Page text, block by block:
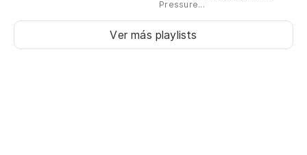
Pressure...
Ver más playlists